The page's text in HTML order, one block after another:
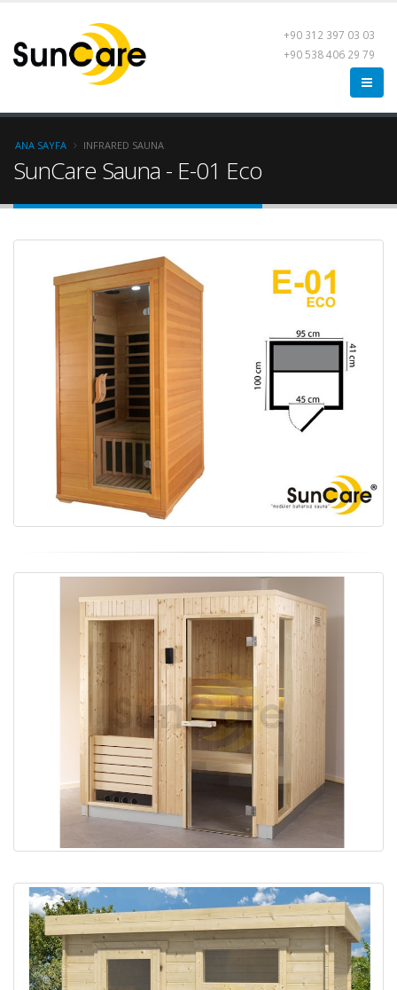
+90 312 397 03 03
+90 538 406 29 79
ANA SAYFA INFRARED SAUNA
SunCare Sauna - E-01 Eco